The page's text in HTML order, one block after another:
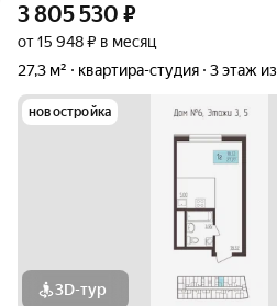
3 805 530 ₽
от 15 948 ₽ в месяц
27,3 м²
квартира-студия 3 этаж
новостройка
3D-тур